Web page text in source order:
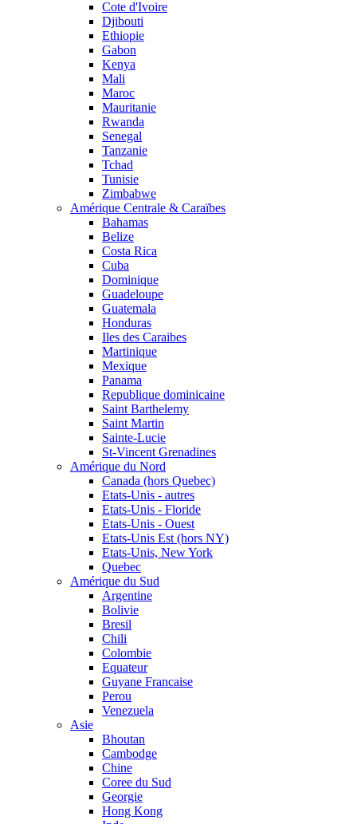
Cote d'Ivoire
Djibouti
Ethiopie
Gabon
Kenya
Mali
Maroc
Mauritanie
Rwanda
Senegal
Tanzanie
Tchad
Tunisie
Zimbabwe
Amérique Centrale & Caraïbes
Bahamas
Belize
Costa Rica
Cuba
Dominique
Guadeloupe
Guatemala
Honduras
Iles des Caraibes
Martinique
Mexique
Panama
Republique dominicaine
Saint Barthelemy
Saint Martin
Sainte-Lucie
St-Vincent Grenadines
Amérique du Nord
Canada (hors Quebec)
Etats-Unis - autres
Etats-Unis - Floride
Etats-Unis - Ouest
Etats-Unis Est (hors NY)
Etats-Unis, New York
Quebec
Amérique du Sud
Argentine
Bolivie
Bresil
Chili
Colombie
Equateur
Guyane Francaise
Perou
Venezuela
Asie
Bhoutan
Cambodge
Chine
Coree du Sud
Georgie
Hong Kong